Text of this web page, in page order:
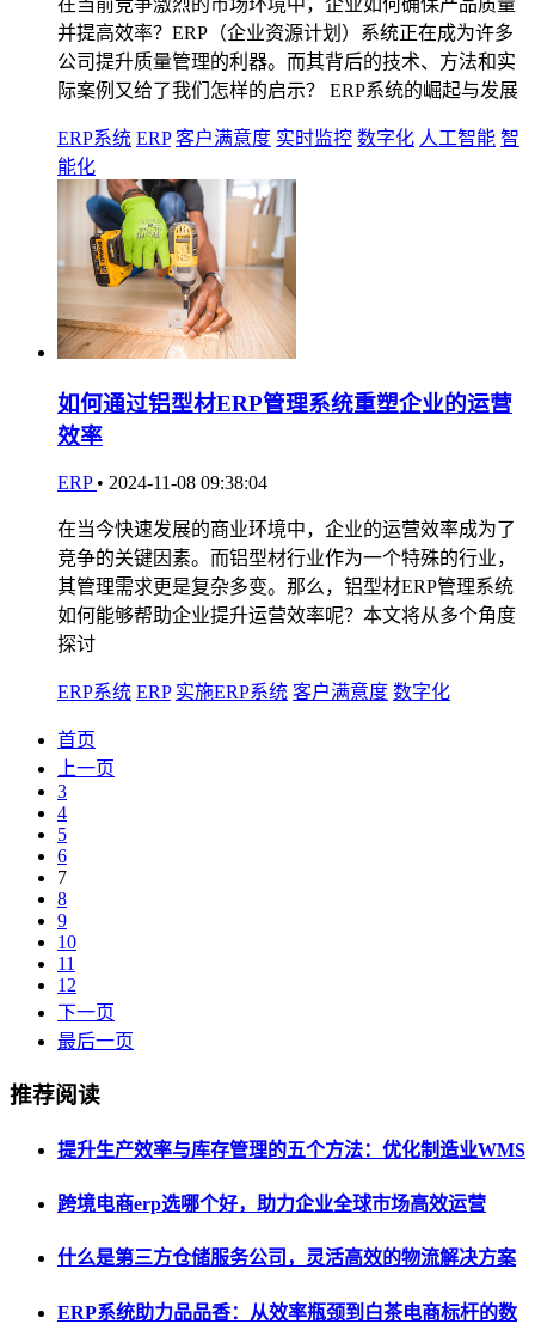
并提高效率？ERP（企业资源计划）系统正在成为许多
公司提升质量管理的利器。而其背后的技术、方法和实
际案例又给了我们怎样的启示？ ERP系统的崛起与发展
ERP系统 ERP 客户满意度 实时监控 数字化 人工智能 智
能化
如何通过铝型材ERP管理系统重塑企业的运营
效率
ERP • 2024-11-08 09:38:04
在当今快速发展的商业环境中，企业的运营效率成为了
竞争的关键因素。而铝型材行业作为一个特殊的行业，
其管理需求更是复杂多变。那么，铝型材ERP管理系统
如何能够帮助企业提升运营效率呢？本文将从多个角度
探讨
ERP系统 ERP 实施ERP系统 客户满意度 数字化
首页
上一页
3
4
5
6
7
8
9
10
11
12
下一页
最后一页
推荐阅读
提升生产效率与库存管理的五个方法：优化制造业WMS
跨境电商erp选哪个好，助力企业全球市场高效运营
什么是第三方仓储服务公司，灵活高效的物流解决方案
ERP系统助力品品香：从效率瓶颈到白茶电商标杆的数